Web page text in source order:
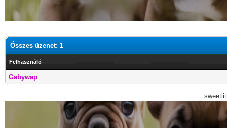
Összes üzenet: 1
Felhasználó
Gabywap